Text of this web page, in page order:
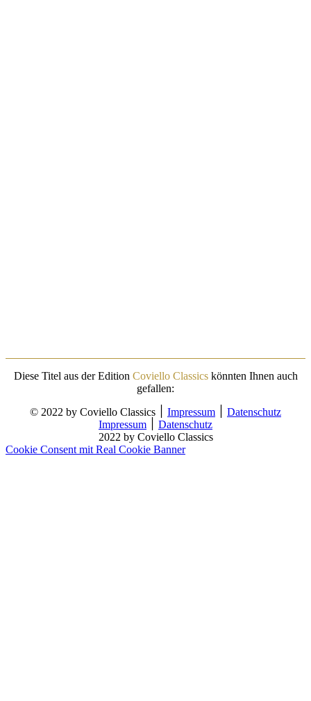
Diese Titel aus der Edition Coviello Classicskönnten Ihnen auch
gefallen:
Impressum
Datenschutz
Impressum
Datenschutz
2022 by Coviello Classics
Cookie Consent mit Real Cookie Banner